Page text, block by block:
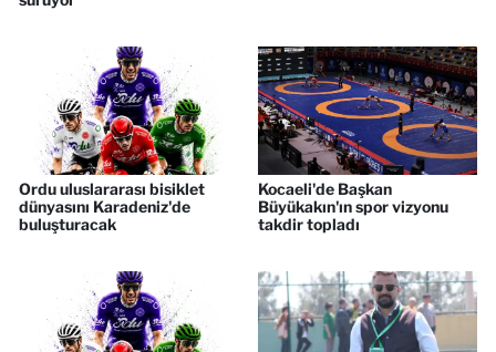
Ordu uluslararası bisiklet
dünyasını Karadeniz'de
buluşturacak
Kocaeli'de Başkan
Büyükakın'ın spor vizyonu
takdir topladı